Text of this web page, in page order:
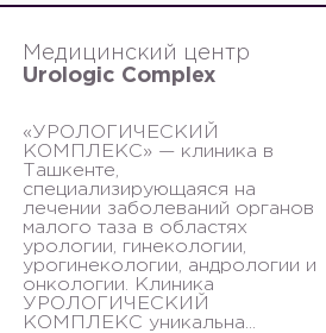
Медицинский центр
Urologic Complex
«УРОЛОГИЧЕСКИЙ
КОМПЛЕКС» — клиника в
Ташкенте,
специализирующаяся на
лечении заболеваний органов
малого таза в областях
урологии, гинекологии,
урогинекологии, андрологии и
онкологии. Клиника
УРОЛОГИЧЕСКИЙ
КОМПЛЕКС уникальна...